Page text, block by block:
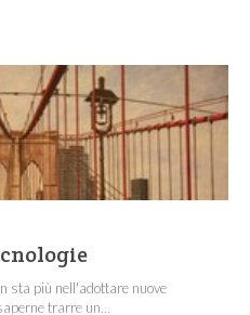
sta più nell'adottare nuove
trarre un...